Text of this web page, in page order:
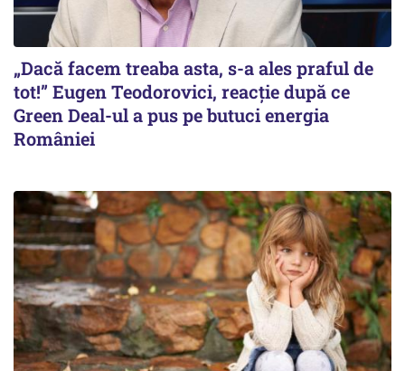
„Dacă facem treaba asta, s-a ales praful de
tot!” Eugen Teodorovici, reacție după ce
Green Deal-ul a pus pe butuci energia
României